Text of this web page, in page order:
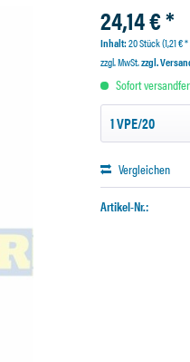
24,14 € *
Inhalt:20 Stück (1,21 €
zzgl. MwSt.zzgl.
Sofort
Vergleichen
Artikel-Nr.: